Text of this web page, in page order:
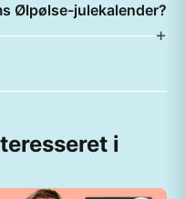
Ølpølse-julekalender?
i